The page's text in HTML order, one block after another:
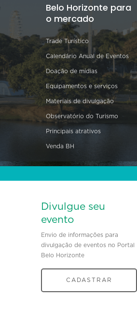
Belo Horizonte para
o mercado
Trade Turístico
Calendário Anual de Eventos
Doação de mídias
Equipamentos e serviços
Materiais de divulgação
Observatório do Turismo
Principais atrativos
Venda BH
Divulgue seu
evento
Envio de informações para
divulgação de eventos no Portal
Belo Horizonte
CADASTRAR